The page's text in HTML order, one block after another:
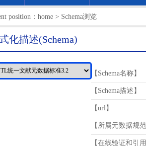
position： home > Schema浏览
化描述(Schema)
【Schema名称】
【Schema描述】
【url】
【所属元数据规
【在线验证和引